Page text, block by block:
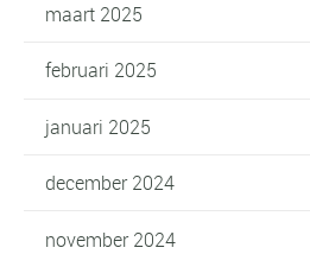
maart 2025
februari 2025
januari 2025
december 2024
november 2024